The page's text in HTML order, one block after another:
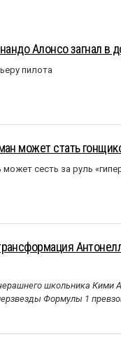
Алонсо загнал в
пилота
может стать
сесть за руль
школьника Кими
Формулы 1